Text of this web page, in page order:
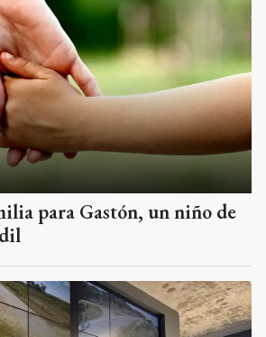
para Gastón, un niño de